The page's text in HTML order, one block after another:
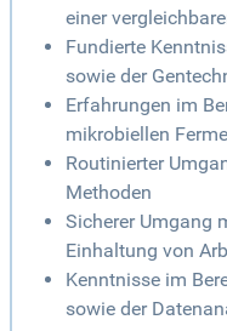
einer
Fundierte
sowie der
Erfahrungen im
mikrobiellen
Routinierter
Methoden
Sicherer Umgang
Einhaltung von
Kenntnisse im
sowie der